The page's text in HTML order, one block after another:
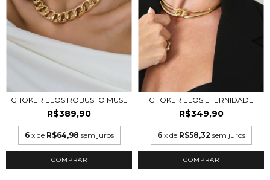
CHOKER ELOS ROBUSTO MUSE
R$389,90
6 x de R$64,98 sem juros
CHOKER ELOS ETERNIDADE
R$349,90
6 x de R$58,32 sem juros